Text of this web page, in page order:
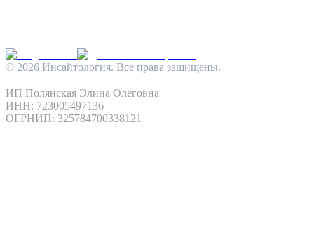
© 2026 Инсайтология. Все права защищены.
ИП Полянская Элина Олеговна
ИНН: 723005497136
ОГРНИП: 325784700338121